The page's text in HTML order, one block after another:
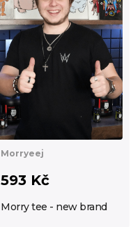
Morryeej
593 Kč
Morry tee - new brand